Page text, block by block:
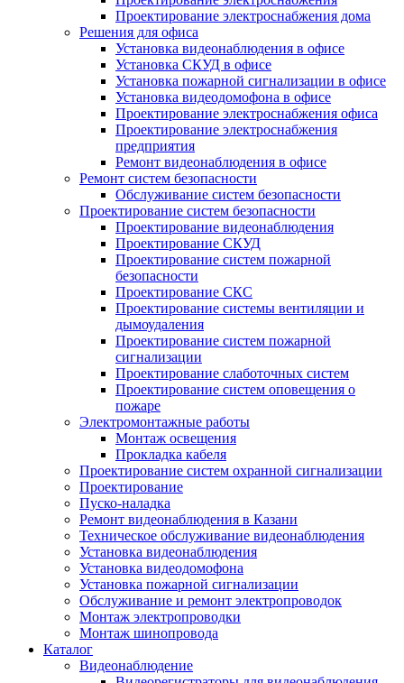
Проектирование электроснабжения дома
Решения для офиса
Установка видеонаблюдения в офисе
Установка СКУД в офисе
Установка пожарной сигнализации в офисе
Установка видеодомофона в офисе
Проектирование электроснабжения офиса
Проектирование электроснабжения
предприятия
Ремонт видеонаблюдения в офисе
Ремонт систем безопасности
Обслуживание систем безопасности
Проектирование систем безопасности
Проектирование видеонаблюдения
Проектирование СКУД
Проектирование систем пожарной
безопасности
Проектирование СКС
Проектирование системы вентиляции и
дымоудаления
Проектирование систем пожарной
сигнализации
Проектирование слаботочных систем
Проектирование систем оповещения о
пожаре
Электромонтажные работы
Монтаж освещения
Прокладка кабеля
Проектирование систем охранной сигнализации
Проектирование
Пуско-наладка
Ремонт видеонаблюдения в Казани
Техническое обслуживание видеонаблюдения
Установка видеонаблюдения
Установка видеодомофона
Установка пожарной сигнализации
Обслуживание и ремонт электропроводок
Монтаж электропроводки
Монтаж шинопровода
Каталог
Видеонаблюдение